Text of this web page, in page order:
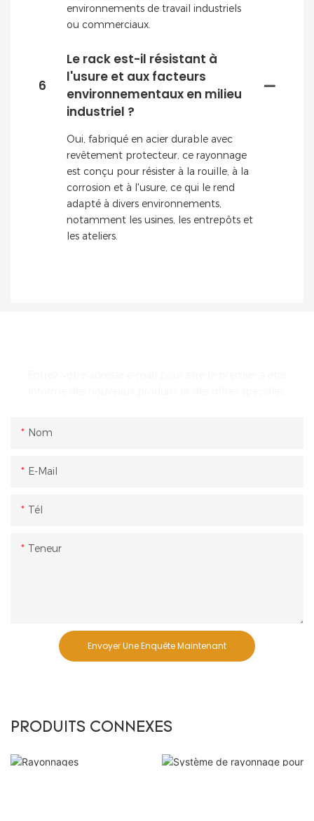
environnements de travail industriels
ou commerciaux.
6
Le rack est-il résistant à
l'usure et aux facteurs
environnementaux en milieu
industriel ?
Oui, fabriqué en acier durable avec
revêtement protecteur, ce rayonnage
est conçu pour résister à la rouille, à la
corrosion et à l'usure, ce qui le rend
adapté à divers environnements,
notamment les usines, les entrepôts et
les ateliers.
Nom
E-Mail
Tél
Teneur
Envoyer Une Enquête Maintenant
PRODUITS CONNEXES